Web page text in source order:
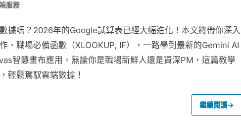
服務
據嗎？2026年的Google試算表已經大幅進化！本文將帶你深入
、職場必備函數（XLOOKUP, IF），一路學到最新的Gemini AI
智慧畫布應用。無論你是職場新鮮人還是資深PM，這篇教學
輕鬆駕馭雲端數據！
繼續閱讀→